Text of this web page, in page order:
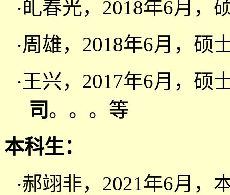
·癿春光，2018年6月，
·周雄，2018年6月，硕
·王兴，2017年6月，硕
司。。。等
本科生：
·郝翊非，2021年6月，